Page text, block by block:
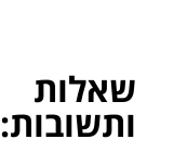
שאלות
ותשובות: